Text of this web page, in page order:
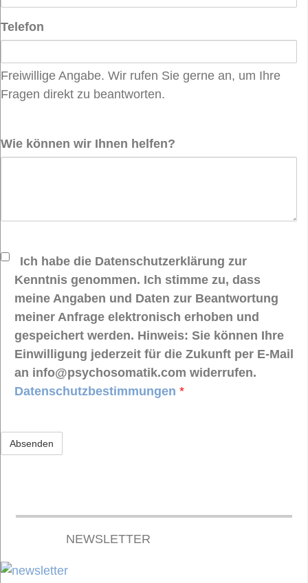
Telefon
Freiwillige Angabe. Wir rufen Sie gerne an, um Ihre
Fragen direkt zu beantworten.
Wie können wir Ihnen helfen?
Ich habe die Datenschutzerklärung zur
Kenntnis genommen. Ich stimme zu, dass
meine Angaben und Daten zur Beantwortung
meiner Anfrage elektronisch erhoben und
gespeichert werden. Hinweis: Sie können Ihre
Einwilligung jederzeit für die Zukunft per E-Mail
an info@psychosomatik.com widerrufen.
Datenschutzbestimmungen *
NEWSLETTER